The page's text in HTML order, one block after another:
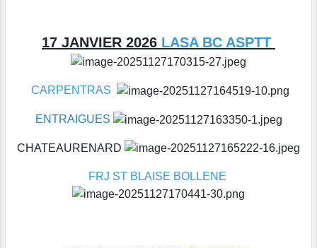
17 JANVIER 2026 LASA BC ASPTT
CARPENTRAS
ENTRAIGUES
CHATEAURENARD
FRJ ST BLAISE BOLLENE